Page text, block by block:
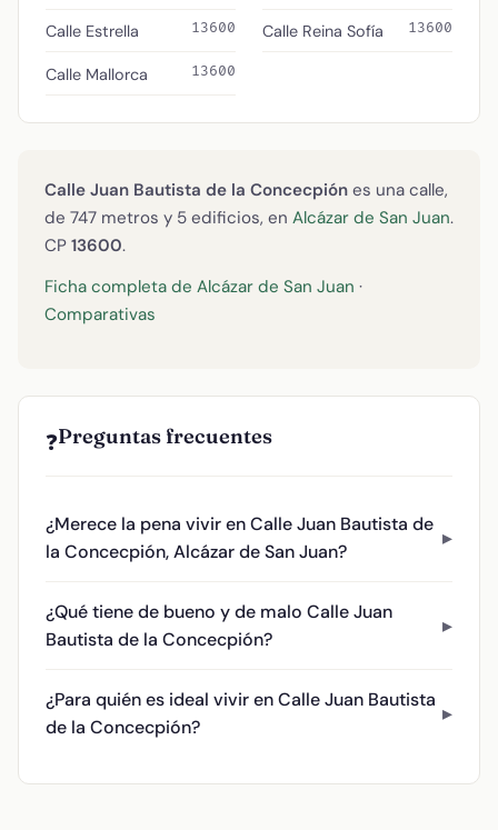
Calle Estrella 13600
Calle Mallorca 13600
Calle Reina Sofía 13600
Calle Juan Bautista de la Concecpión es una calle,
de 747 metros y 5 edificios, en Alcázar de San Juan.
CP 13600.
Ficha completa de Alcázar de San Juan ·
Comparativas
❓Preguntas frecuentes
¿Merece la pena vivir en Calle Juan Bautista de
la Concecpión, Alcázar de San Juan?
¿Qué tiene de bueno y de malo Calle Juan
Bautista de la Concecpión?
¿Para quién es ideal vivir en Calle Juan Bautista
de la Concecpión?